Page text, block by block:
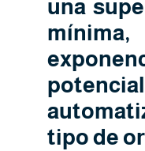
una
tipo de